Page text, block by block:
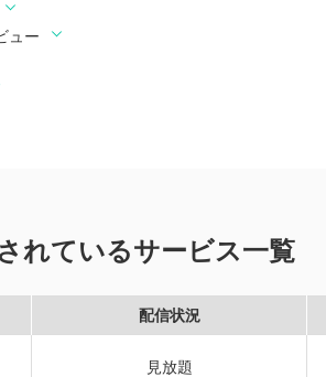
ュー
れているサービス一覧
配信状況
見放題